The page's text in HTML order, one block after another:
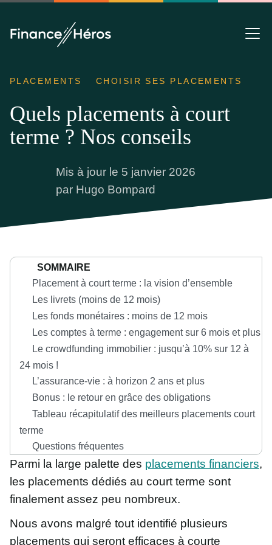
PLACEMENTS CHOISIR SES PLACEMENTS
Quels placements à court
terme ? Nos conseils
Mis à jour le 5 janvier 2026
par Hugo Bompard
SOMMAIRE
Placement à court terme : la vision d’ensemble
Les livrets (moins de 12 mois)
Les fonds monétaires : moins de 12 mois
Les comptes à terme : engagement sur 6 mois et plus
Le crowdfunding immobilier : jusqu’à 10% sur 12 à 24
mois !
L’assurance-vie : à horizon 2 ans et plus
Bonus : le retour en grâce des obligations
Tableau récapitulatif des meilleurs placements court
terme
Questions fréquentes
Parmi la large palette desplacements financiers, les
placements dédiés au court terme sont finalement
assez peu nombreux.
Nous avons malgré tout identifié plusieurs
placements qui seront efficaces à courte échéance.